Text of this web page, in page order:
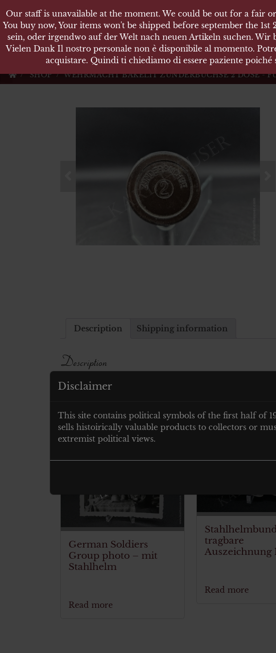
KARL
Militärische Antiquitäten und
SHOP WEHRMACHT BAKELIT ZÜNDERBÜCHSE 2 DOSE -
Description Shipping information
Description
Wehrmacht Bakelit Zünderbüchse 2 Dose – für
Related products
German Soldiers
Group photo – mit
Stahlhelm
Read more
tragbare
Auszeichnung
Read more
Our staff is unavailable at the moment. We could be out for a fair
You buy now, Your items won't be shipped before september the
sein, oder irgendwo auf der Welt nach neuen Artikeln suchen.
Vielen Dank Il nostro personale non è disponibile al momento.
acquistare. Quindi ti chiediamo di essere paziente
Our staff is unavailable at the moment. We could be out for a fair
You buy now, Your items won't be shipped before september the
sein, oder irgendwo auf der Welt nach neuen Artikeln suchen.
Vielen Dank Il nostro personale non è disponibile al momento.
acquistare. Quindi ti chiediamo di essere paziente
Disclaimer
This site contains political symbols of the first half of
sells histoirically valuable products to collectors or
extremist political views.